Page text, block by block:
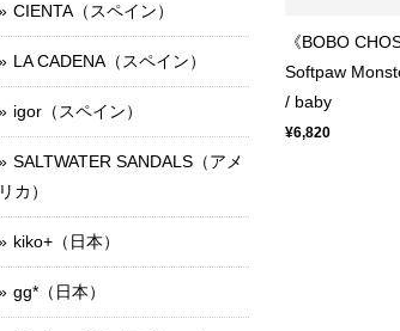
《BOBO
Softpaw
/ baby
¥6,820
CIENTA（スペイン）
LA CADENA（スペイン）
igor（スペイン）
SALTWATER SANDALS（アメ
リカ）
kiko+（日本）
gg*（日本）